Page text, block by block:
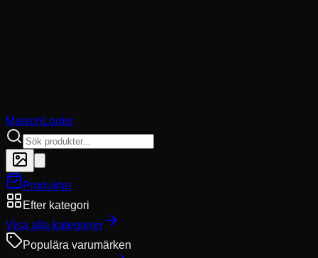
MaisonLooks
Produkter
Efter kategori
Visa alla kategorier
Populära varumärken